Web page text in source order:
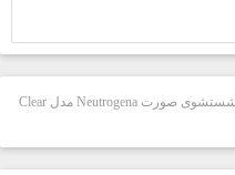
ژل شستشوی صورت Neutrogena مدل Clear